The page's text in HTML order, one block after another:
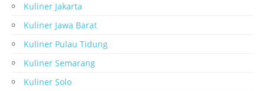
Kuliner Jakarta
Kuliner Jawa Barat
Kuliner Pulau Tidung
Kuliner Semarang
Kuliner Solo